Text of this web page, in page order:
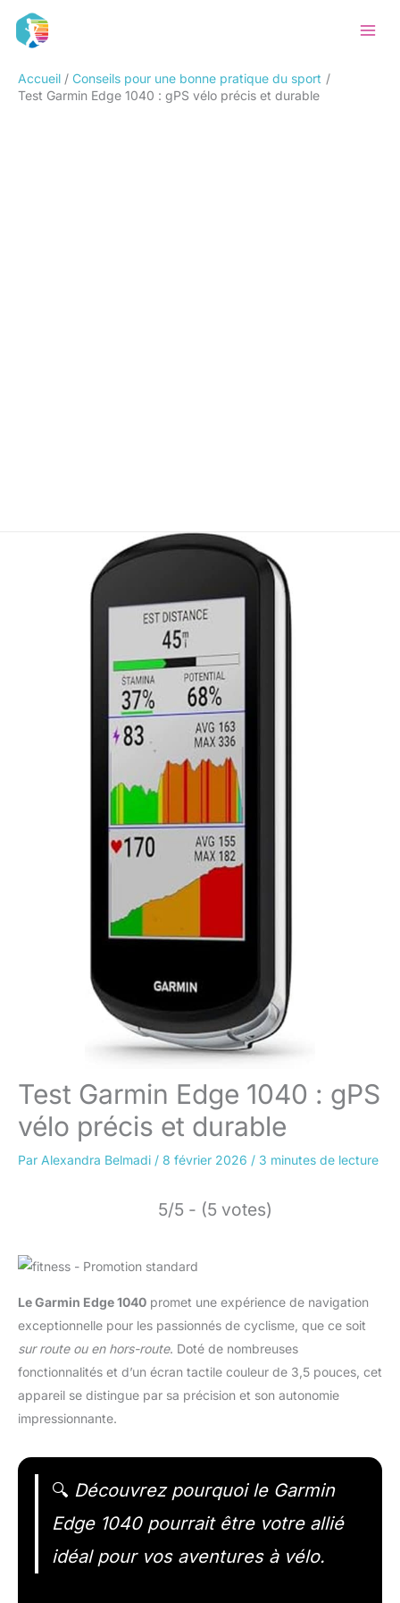
Accueil
Conseils pour une bonne pratique du sport
Test Garmin Edge 1040 : gPS vélo précis et durable
Test Garmin Edge 1040 : gPS
vélo précis et durable
Par Alexandra Belmadi / 8 février 2026 / 3 minutes de lecture
5/5 - (5 votes)
Le Garmin Edge 1040 promet une expérience de navigation
exceptionnelle pour les passionnés de cyclisme, que ce soit
sur route ou en hors-route. Doté de nombreuses
fonctionnalités et d’un écran tactile couleur de 3,5 pouces, cet
appareil se distingue par sa précision et son autonomie
impressionnante.
🔍 Découvrez pourquoi le Garmin
Edge 1040 pourrait être votre allié
idéal pour vos aventures à vélo.
Rechercher